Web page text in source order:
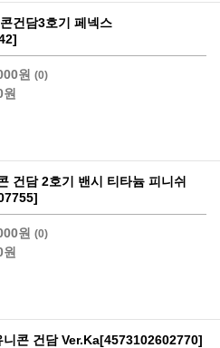
건담3호기 페넥스
원 (0)
원
건담 2호기 밴시 티타늄 피니쉬
원 (0)
원
니콘 건담 Ver.Ka[4573102602770]